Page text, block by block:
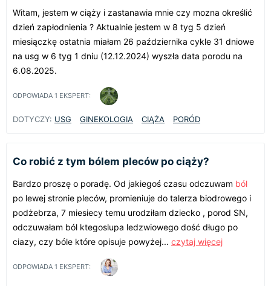
Witam, jestem w ciąży i zastanawia mnie czy mozna określić
dzień zapłodnienia ? Aktualnie jestem w 8 tyg 5 dzień
miesiączkę ostatnia miałam 26 października cykle 31 dniowe
na usg w 6 tyg 1 dniu (12.12.2024) wyszła data porodu na
6.08.2025.
ODPOWIADA 1 EKSPERT:
DOTYCZY: USG GINEKOLOGIA CIĄŻA PORÓD
Co robić z tym bólem pleców po ciąży?
Bardzo proszę o poradę. Od jakiegoś czasu odczuwam ból
po lewej stronie pleców, promieniuje do talerza biodrowego i
podżebrza, 7 miesiecy temu urodziłam dziecko , porod SN,
odczuwałam ból ktegoslupa ledzwiowego dość długo po
ciazy, czy bóle które opisuje powyżej... czytaj więcej
ODPOWIADA 1 EKSPERT: